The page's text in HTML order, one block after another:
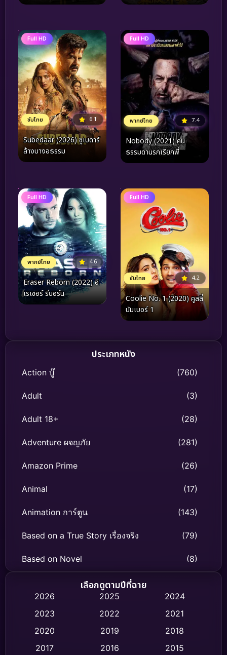
Full HD
ซับไทย 6.1
Subedaar (2026) ซูเบดาร์
ล้างบางอธรรม
Full HD
พากย์ไทย 7.4
Nobody (2021) คน
ธรรมดานรกเรียกพี่
Full HD
พากย์ไทย 4.6
Eraser Reborn (2022) อี
เรเซอร์ รีบอร์น
Full HD
ซับไทย 4.2
Coolie No. 1 (2020) คูลลี่
นัมเบอร์ 1
ประเภทหนัง
Action บู๊ (760)
Adult (3)
Adult 18+ (28)
Adventure ผจญภัย (281)
Amazon Prime (26)
Animal (17)
Animation การ์ตูน (143)
Based on a True Story เรื่องจริง (79)
Based on Novel (8)
Biography ชีวิตจริง
Classic หนังคลาสสิก (47)
Comedy ตลก (446)
เลือกดูตามปีที่ฉาย
2026 2025
2024
2023
2022
2021
2020
2019
2018
2017
2016
2015